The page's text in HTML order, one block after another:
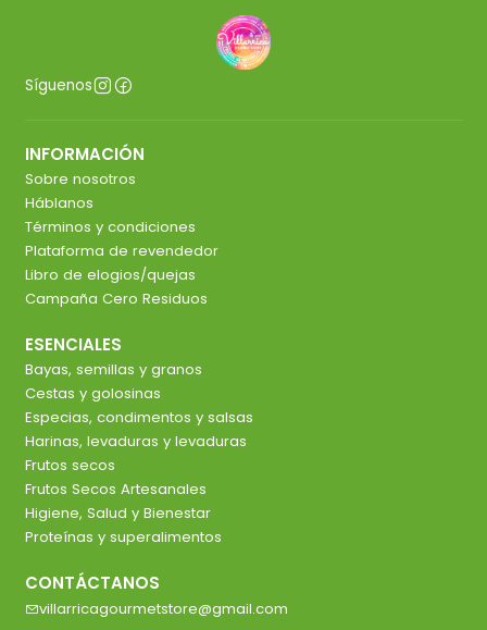
Síguenos
INFORMACIÓN
Sobre nosotros
Háblanos
Términos y condiciones
Plataforma de revendedor
Libro de elogios/quejas
Campaña Cero Residuos
ESENCIALES
Bayas, semillas y granos
Cestas y golosinas
Especias, condimentos y salsas
Harinas, levaduras y levaduras
Frutos secos
Frutos Secos Artesanales
Higiene, Salud y Bienestar
Proteínas y superalimentos
CONTÁCTANOS
villarricagourmetstore@gmail.com